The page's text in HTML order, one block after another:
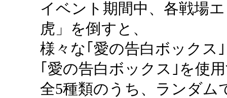
イベント期間中、各戦場
虎」を倒すと、
様々な｢愛の告白ボックス
｢愛の告白ボックス｣を使
全5種類のうち、ランダム